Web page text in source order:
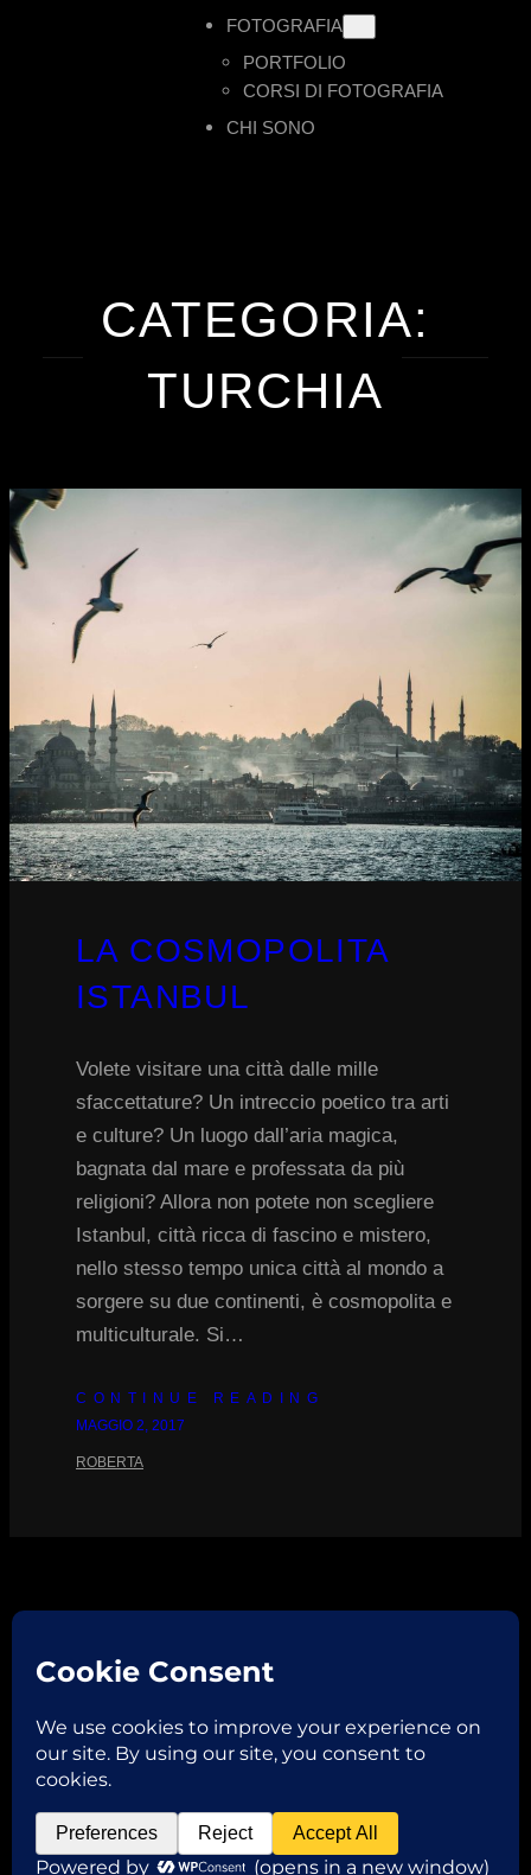
FOTOGRAFIA
PORTFOLIO
CORSI DI FOTOGRAFIA
CHI SONO
CATEGORIA:
TURCHIA
LA COSMOPOLITA
ISTANBUL
Volete visitare una città dalle mille
sfaccettature? Un intreccio poetico tra arti
e culture? Un luogo dall’aria magica,
bagnata dal mare e professata da più
religioni? Allora non potete non scegliere
Istanbul, città ricca di fascino e mistero,
nello stesso tempo unica città al mondo a
sorgere su due continenti, è cosmopolita e
multiculturale. Si…
CONTINUE READING
MAGGIO 2, 2017
ROBERTA
FacebookInstagram
Copyright © 2026 ROBERTA VAGLIANI
sull’Oglio -MN- | TEL. +39 3331488746